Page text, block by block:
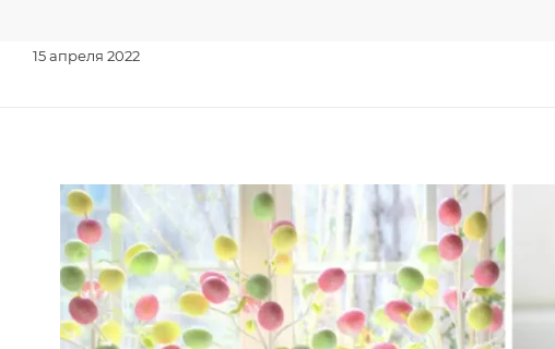
15 апреля 2022